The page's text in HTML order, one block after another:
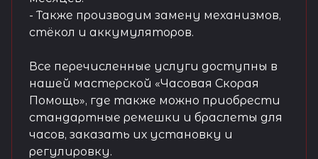
- Также производим замену механизмов,
стёкол и аккумуляторов.
Все перечисленные услуги доступны в
нашей мастерской «Часовая Скорая
Помощь», где также можно приобрести
стандартные ремешки и браслеты для
часов, заказать их установку и
регулировку.